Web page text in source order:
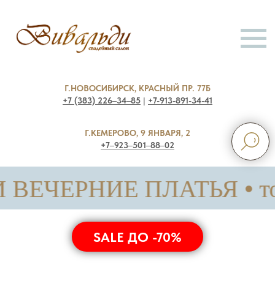
Г.НОВОСИБИРСК, КРАСНЫЙ ПР. 77Б
+7 (383) 226‒34‒85 | +7-913-891-34-41
Г.КЕМЕРОВО, 9 ЯНВАРЯ, 2
+7‒923‒501‒88‒02
ПЛАТЬЯ •
SALE ДО -70%